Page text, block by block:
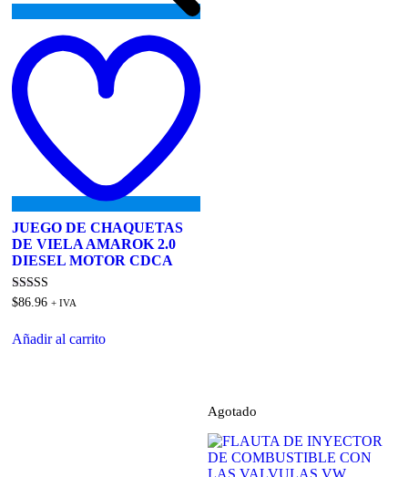
JUEGO DE CHAQUETAS
DE VIELA AMAROK 2.0
DIESEL MOTOR CDCA
Valorado
de 5
$86.96 + IVA
Añadir al carrito
Agotado